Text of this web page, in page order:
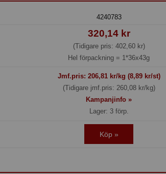
4240783
320,14 kr
(Tidigare pris: 402,60 kr)
Hel förpackning = 1*36x43g
Jmf.pris: 206,81kr/kg (8,89 kr/st)
(Tidigare jmf.pris: 260,08 kr/kg)
Kampanjinfo »
Lager: 3 förp.
Köp »